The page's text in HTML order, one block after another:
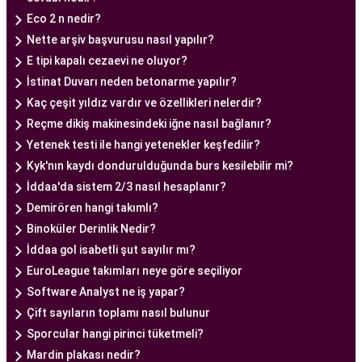
sağlıklı bir gebelik yaşama şansı tanıyan kapsamlı
bir tüp bebek hizmeti sunar.
Ankara Tüp Bebek Doktoru
Tüp bebek tedavisi, uzman bir ekibin liderliğinde
ve deneyimli bir doktorun rehberliğinde
yürütülmesi gereken bir süreçtir. Ankara Tüp
Bebek Merkezi'nde görev alan uzman tüp bebek
doktoru, çiftlere kapsamlı bir yaklaşımla tedavi
sunar.
Ankara Tüp Bebek Doktoru
sürecinde çiftlere rehberlik eder ve tedavinin her
aşamasında destek sağlar. Çiftin tıbbi geçmişini
değerlendirir, bireysel durumlarını analiz eder ve
en uygun tedavi planını oluşturur. Tedavi
sürecinde çiftlere duygusal destek sağlamak da
doktorun önemli görevlerinden biridir.
Eco 2 n nedir?
Nette arşiv başvurusu nasıl yapılır?
E tipi kapalı cezaevi ne oluyor?
İstinat Duvarı neden betonarme yapılır?
Kaç çeşit yıldız vardır ve özellikleri nelerdir?
Reçme dikiş makinesindeki iğne nasıl bağlanır?
Yetenek testi ile hangi yetenekler keşfedilir?
Kyk'nın kaydı dondurulduğunda burs kesilebilir mi?
İddaa'da sistem 2/3 nasıl hesaplanır?
Demirören hangi takımlı?
Binoküler Derinlik Nedir?
İddaa gol isabetli şut sayılır mı?
EuroLeague takımları neye göre seçiliyor
Software Analyst ne iş yapar?
Çift sayıların toplamı nasıl bulunur
Sporcular hangi pirinci tüketmeli?
Mardin plakası nedir?